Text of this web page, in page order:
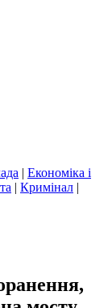
| Економіка і
| Кримінал |